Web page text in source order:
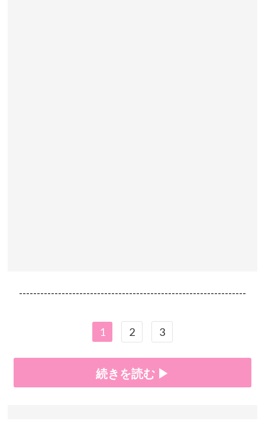
----------------------------------------------------------------
1 2 3
続きを読む ▶